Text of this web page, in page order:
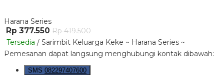
Harana Series
Rp 377.550 Rp 419.500
Tersedia / Sarimbit Keluarga Keke ~ Harana Series ~
Pemesanan dapat langsung menghubungi kontak dibawah:
SMS 082297407600